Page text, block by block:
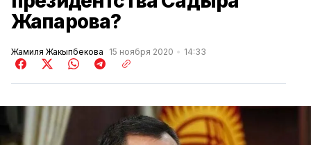
Жапарова?
Жамиля Жакыпбекова 15 ноября 2020 14:33